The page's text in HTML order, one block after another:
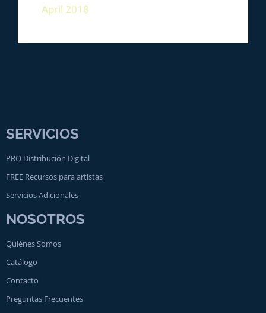
April 2018
SERVICIOS
PRO Distribución Digital
FREE Recursos para artistas
Servicios Adicionales
NOSOTROS
Quiénes Somos
Catálogo
Contacto
Preguntas Frecuentes